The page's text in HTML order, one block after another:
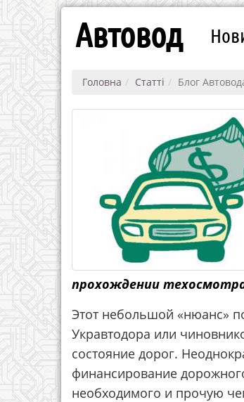
Автовод
Головна Статті Блог
прохождении
Этот небольшой «нюанс»
Укравтодора или
состояние дорог.
финансирование
необходимого и прочую